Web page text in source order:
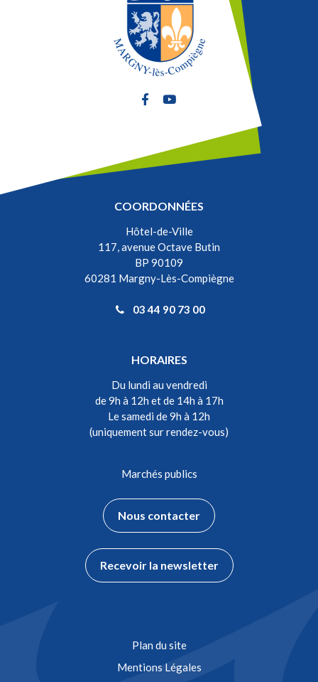
Lien vers le compte Facebook
Lien vers la chaîne Youtube
COORDONNÉES
Hôtel-de-Ville
117, avenue Octave Butin
BP 90109
60281 Margny-Lès-Compiègne
03 44 90 73 00
HORAIRES
Du lundi au vendredi
de 9h à 12h et de 14h à 17h
Le samedi de 9h à 12h
(uniquement sur rendez-vous)
Marchés publics
Nous contacter
Recevoir la newsletter
Plan du site
Mentions Légales